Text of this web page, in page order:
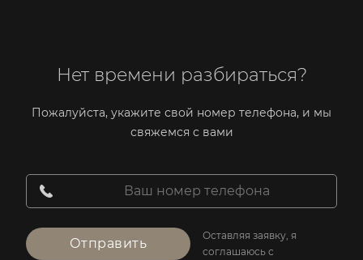
Нет времени разбираться?
Пожалуйста, укажите свой номер телефона, и мы
свяжемся с вами
Отправить
Оставляя заявку, я
соглашаюсь с